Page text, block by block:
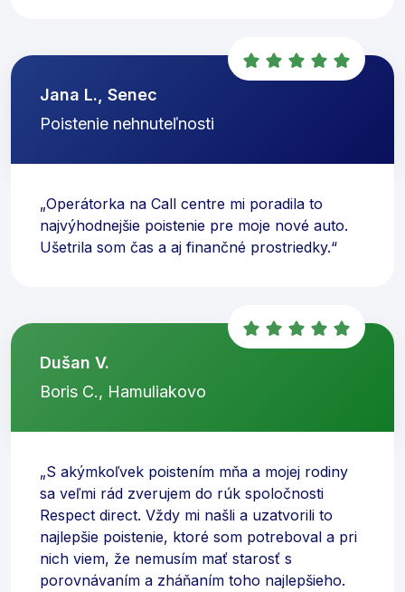
Jana L., Senec
Poistenie nehnuteľnosti
„Operátorka na Call centre mi poradila to
najvýhodnejšie poistenie pre moje nové auto.
Ušetrila som čas a aj finančné prostriedky.“
Dušan V.
Boris C., Hamuliakovo
„S akýmkoľvek poistením mňa a mojej rodiny
sa veľmi rád zverujem do rúk spoločnosti
Respect direct. Vždy mi našli a uzatvorili to
najlepšie poistenie, ktoré som potreboval a pri
nich viem, že nemusím mať starosť s
porovnávaním a zháňaním toho najlepšieho.